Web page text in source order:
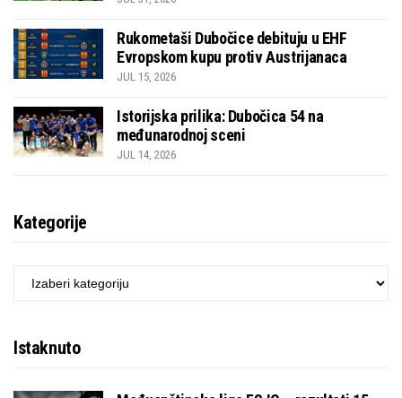
Rukometaši Dubočice debituju u EHF
Evropskom kupu protiv Austrijanaca
JUL 15, 2026
Istorijska prilika: Dubočica 54 na
međunarodnoj sceni
JUL 14, 2026
Kategorije
KATEGORIJE
Istaknuto